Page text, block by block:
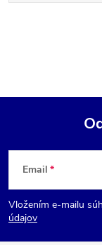
Z
á
p
Email
Vložením e-mailu
údajov